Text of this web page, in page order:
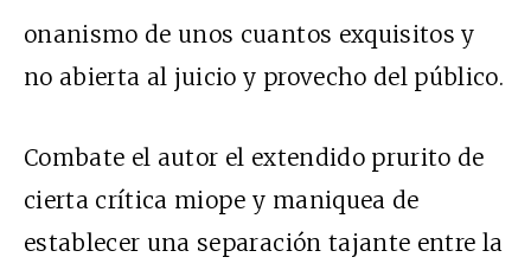
onanismo de unos cuantos exquisitos y
no abierta al juicio y provecho del público.
Combate el autor el extendido prurito de
cierta crítica miope y maniquea de
establecer una separación tajante entre la